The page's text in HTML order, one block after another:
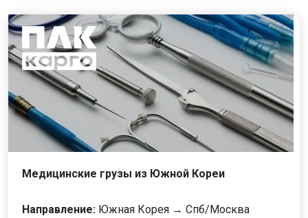
Медицинские грузы из Южной Кореи
Направление: Южная Корея → Спб/Москва